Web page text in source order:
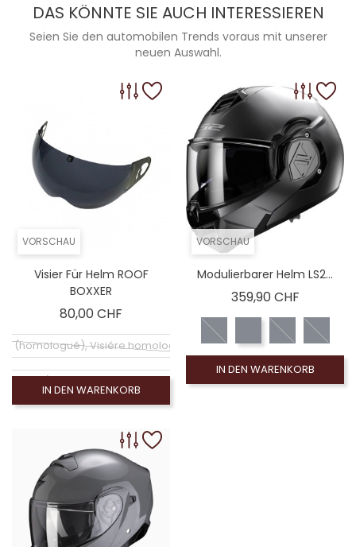
DAS KÖNNTE SIE AUCH INTERESSIEREN
Seien Sie den automobilen Trends voraus mit unserer
neuen Auswahl.
VORSCHAU
Visier Für Helm ROOF
BOXXER
80,00 CHF
(homologué), Visiére homologuée (EXE-2206)
Leinwand Rauch 100% (non homologué)
Blauer Spiegelbildschirm (non homologué)
Silberner Spiegelbildschirm (non homologué)
IN DEN WARENKORB
VORSCHAU
Modulierbarer Helm LS2...
359,90 CHFPreis
IN DEN WARENKORB